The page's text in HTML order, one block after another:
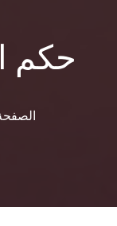
حكم